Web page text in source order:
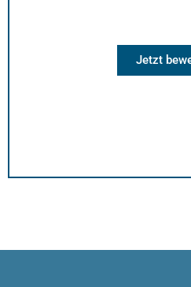
Jetzt